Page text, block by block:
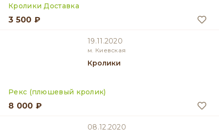
Кролики Доставка
3 500 ₽
19.11.2020
м. Киевская
Кролики
Рекс (плюшевый кролик)
8 000 ₽
08.12.2020